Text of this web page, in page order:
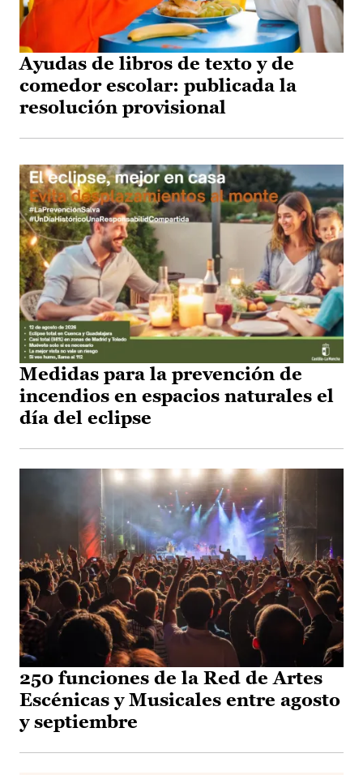
Ayudas de libros de texto y de
comedor escolar: publicada la
resolución provisional
Medidas para la prevención de
incendios en espacios naturales el
día del eclipse
250 funciones de la Red de Artes
Escénicas y Musicales entre agosto
y septiembre